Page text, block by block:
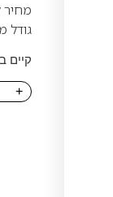
מחיר ל־100
גודל
קיים
+